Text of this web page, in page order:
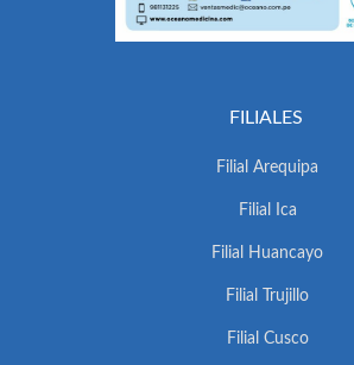
FILIALES
Filial Arequipa
Filial Ica
Filial Huancayo
Filial Trujillo
Filial Cusco